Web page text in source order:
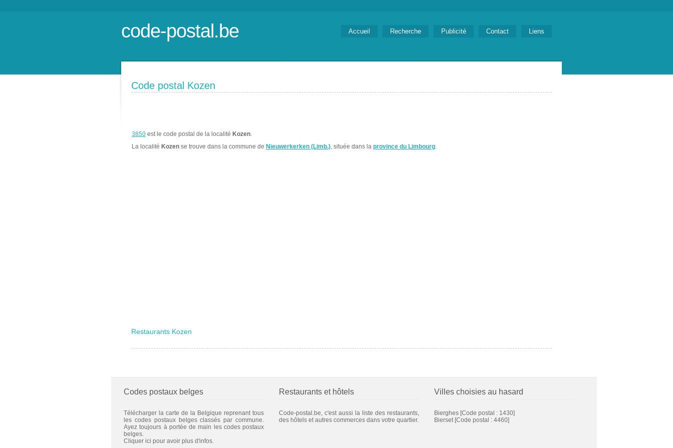
code-postal.be Accueil Recherche Publicité Contact Liens
Code postal Kozen
3850 est le code postal de la localité Kozen.
La localité Kozen se trouve dans la commune de Nieuwerkerken (Limb.), située dans la province du Limbourg.
Restaurants Kozen
Codes postaux belges
Télécharger la carte de la Belgique reprenant tous
les codes postaux belges classés par commune.
Ayez toujours à portée de main les codes postaux
belges.
Cliquer ici pour avoir plus d'infos.
Restaurants et hôtels
Code-postal.be, c'est aussi la liste des restaurants,
des hôtels et autres commerces dans votre quartier.
Villes choisies au hasard
Bierghes [Code postal : 1430]
Bierset [Code postal : 4460]